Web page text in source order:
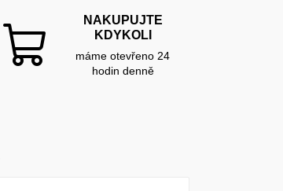
NAKUPUJTE
KDYKOLI
máme otevřeno 24
hodin denně